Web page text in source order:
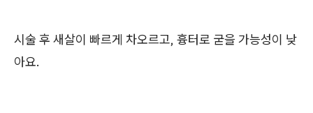
시술 후 새살이 빠르게 차오르고, 흉터로 굳을 가능성이 낮
아요.